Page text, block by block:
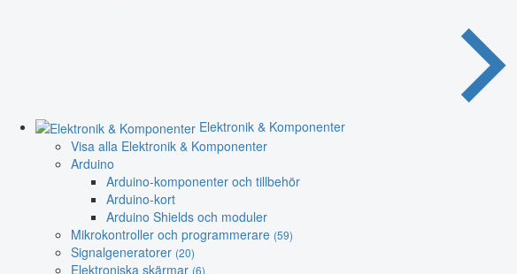
Elektronik & Komponenter
Visa alla Elektronik & Komponenter
Arduino
Arduino-komponenter och tillbehör
Arduino-kort
Arduino Shields och moduler
Mikrokontroller och programmerare (59)
Signalgeneratorer (20)
Elektroniska skärmar (6)